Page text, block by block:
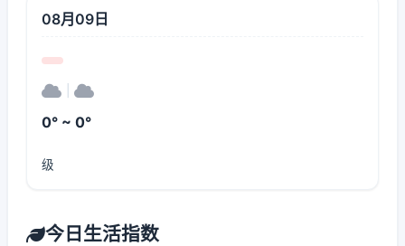
08月09日
0° ~ 0°
级
今日生活指数